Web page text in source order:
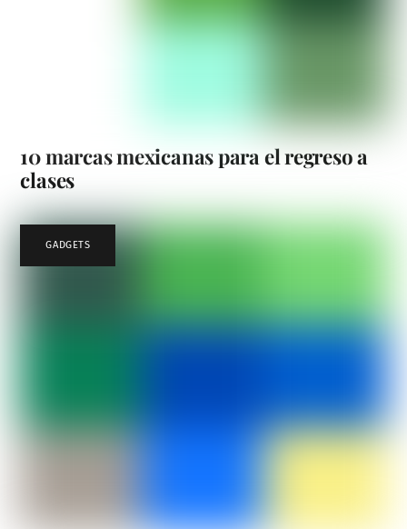
10 marcas mexicanas para el regreso a
clases
GADGETS